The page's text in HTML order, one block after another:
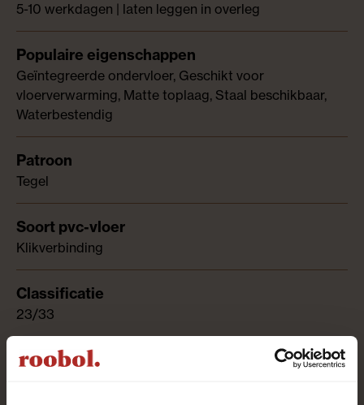
5-10 werkdagen | laten leggen in overleg
Geïntegreerde ondervloer, Geschikt voor
vloerverwarming, Matte toplaag, Staal beschikbaar,
Waterbestendig
Tegel
Klikverbinding
23/33